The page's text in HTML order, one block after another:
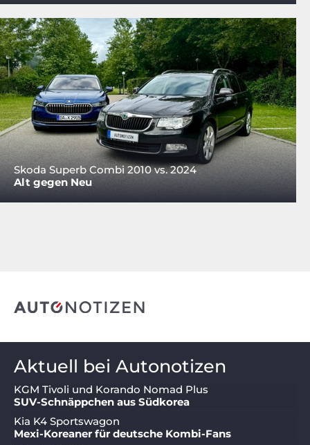
Skoda Superb Combi 2010 vs. 2024
Alt gegen Neu
Aktuell bei Autonotizen
KGM Tivoli und Korando Nomad Plus
SUV-Schnäppchen aus Südkorea
Kia K4 Sportswagon
Mexi-Koreaner für deutsche Kombi-Fans